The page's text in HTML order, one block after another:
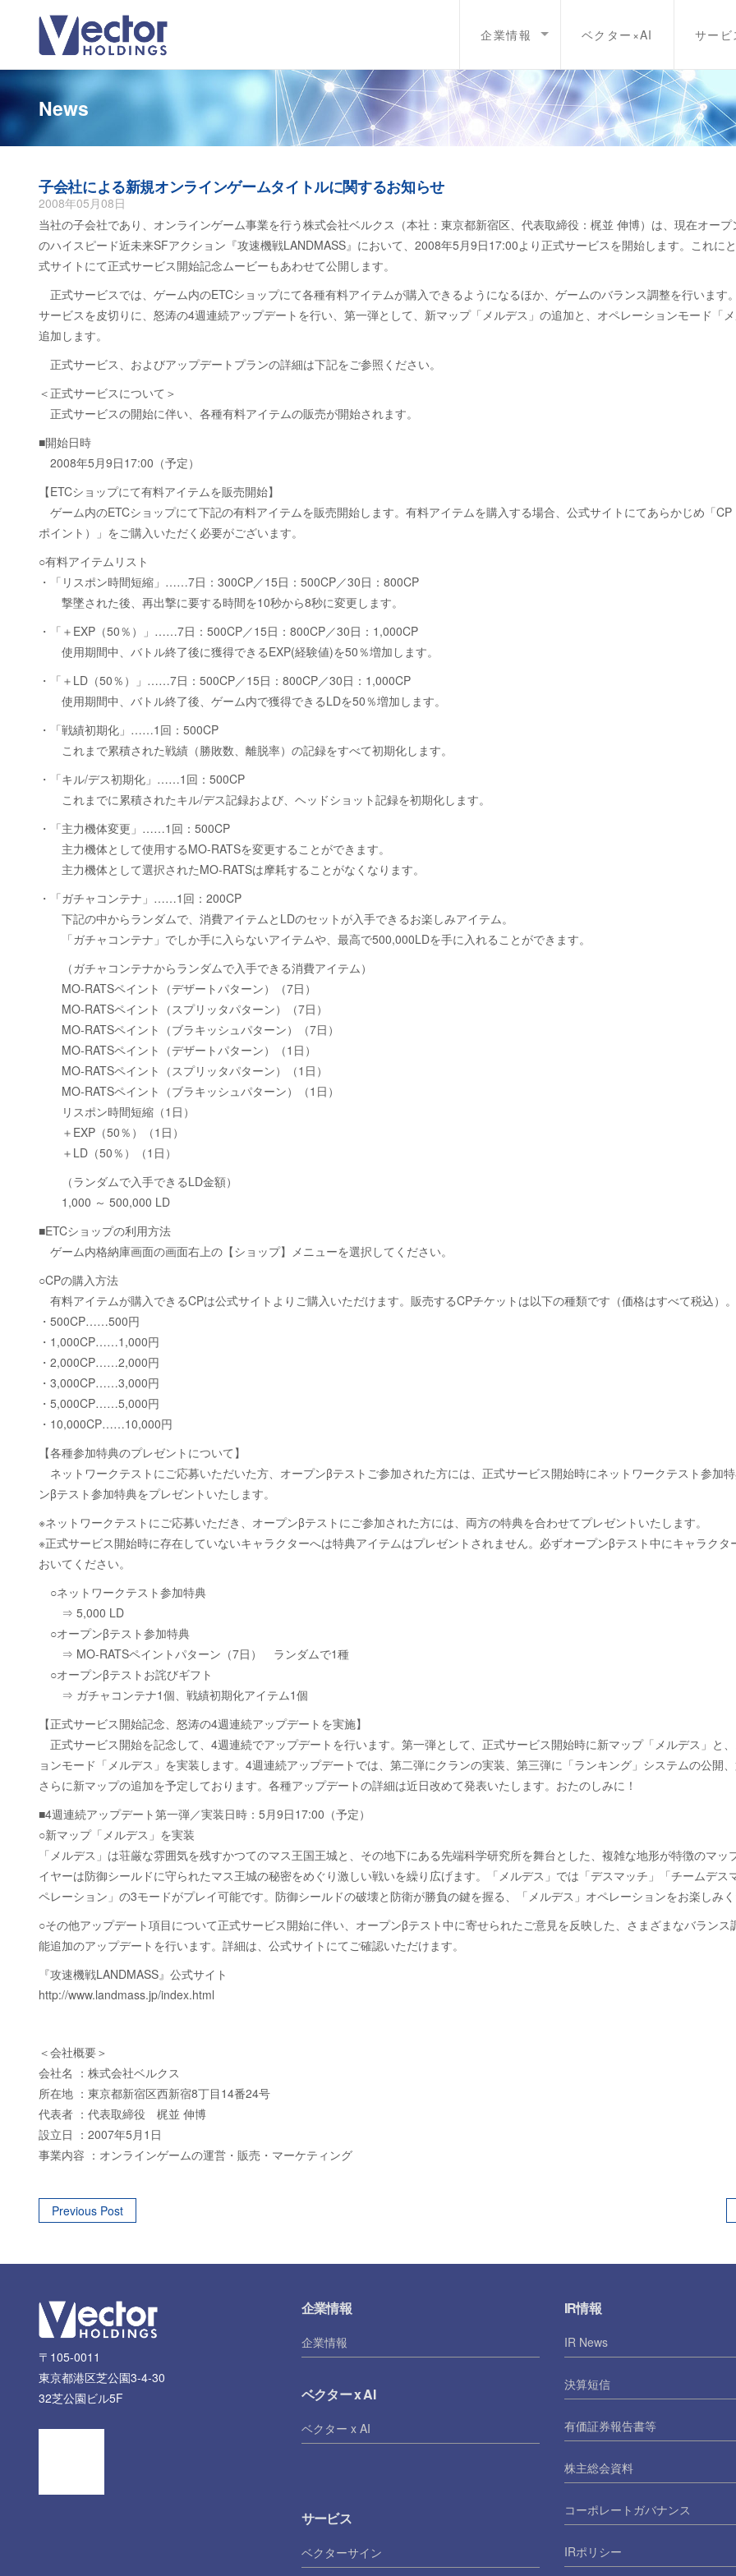
企業情報 ベクター×AI サービ
News
子会社による新規オンラインゲームタイトルに関するお知らせ
2008年05月08日
当社の子会社であり、オンラインゲーム事業を行う株式会社ベルクス（本社：東京都新宿区、代表取締役：梶並 伸博）は、現在オー
のハイスピード近未来SFアクション『攻速機戦LANDMASS』において、2008年5月9日17:00より正式サービスを開始します。これに
式サイトにて正式サービス開始記念ムービーもあわせて公開します。
正式サービスでは、ゲーム内のETCショップにて各種有料アイテムが購入できるようになるほか、ゲームのバランス調整を行います
サービスを皮切りに、怒涛の4週連続アップデートを行い、第一弾として、新マップ「メルデス」の追加と、オペレーションモード「
追加します。
正式サービス、およびアップデートプランの詳細は下記をご参照ください。
＜正式サービスについて＞
正式サービスの開始に伴い、各種有料アイテムの販売が開始されます。
■開始日時
2008年5月9日17:00（予定）
【ETCショップにて有料アイテムを販売開始】
ゲーム内のETCショップにて下記の有料アイテムを販売開始します。有料アイテムを購入する場合、公式サイトにてあらかじめ「CP
ポイント）」をご購入いただく必要がございます。
○有料アイテムリスト
・「リスポン時間短縮」……7日：300CP／15日：500CP／30日：800CP
撃墜された後、再出撃に要する時間を10秒から8秒に変更します。
・「＋EXP（50％）」……7日：500CP／15日：800CP／30日：1,000CP
使用期間中、バトル終了後に獲得できるEXP(経験値)を50％増加します。
・「＋LD（50％）」……7日：500CP／15日：800CP／30日：1,000CP
使用期間中、バトル終了後、ゲーム内で獲得できるLDを50％増加します。
・「戦績初期化」……1回：500CP
これまで累積された戦績（勝敗数、離脱率）の記録をすべて初期化します。
・「キル/デス初期化」……1回：500CP
これまでに累積されたキル/デス記録および、ヘッドショット記録を初期化します。
・「主力機体変更」……1回：500CP
主力機体として使用するMO-RATSを変更することができます。
主力機体として選択されたMO-RATSは摩耗することがなくなります。
・「ガチャコンテナ」……1回：200CP
下記の中からランダムで、消費アイテムとLDのセットが入手できるお楽しみアイテム。
「ガチャコンテナ」でしか手に入らないアイテムや、最高で500,000LDを手に入れることができます。
（ガチャコンテナからランダムで入手できる消費アイテム）
MO-RATSペイント（デザートパターン）（7日）
MO-RATSペイント（スプリッタパターン）（7日）
MO-RATSペイント（ブラキッシュパターン）（7日）
MO-RATSペイント（デザートパターン）（1日）
MO-RATSペイント（スプリッタパターン）（1日）
MO-RATSペイント（ブラキッシュパターン）（1日）
リスポン時間短縮（1日）
＋EXP（50％）（1日）
＋LD（50％）（1日）
（ランダムで入手できるLD金額）
1,000 ～ 500,000 LD
■ETCショップの利用方法
ゲーム内格納庫画面の画面右上の【ショップ】メニューを選択してください。
○CPの購入方法
有料アイテムが購入できるCPは公式サイトよりご購入いただけます。販売するCPチケットは以下の種類です（価格はすべて税込）。
・500CP……500円
・1,000CP……1,000円
・2,000CP……2,000円
・3,000CP……3,000円
・5,000CP……5,000円
・10,000CP……10,000円
【各種参加特典のプレゼントについて】
ネットワークテストにご応募いただいた方、オープンβテストご参加された方には、正式サービス開始時にネットワークテスト参加
ンβテスト参加特典をプレゼントいたします。
※ネットワークテストにご応募いただき、オープンβテストにご参加された方には、両方の特典を合わせてプレゼントいたします。
※正式サービス開始時に存在していないキャラクターへは特典アイテムはプレゼントされません。必ずオープンβテスト中にキャラクタ
おいてください。
○ネットワークテスト参加特典
⇒ 5,000 LD
○オープンβテスト参加特典
⇒ MO-RATSペイントパターン（7日） ランダムで1種
○オープンβテストお詫びギフト
⇒ ガチャコンテナ1個、戦績初期化アイテム1個
【正式サービス開始記念、怒涛の4週連続アップデートを実施】
正式サービス開始を記念して、4週連続でアップデートを行います。第一弾として、正式サービス開始時に新マップ「メルデス」と
ョンモード「メルデス」を実装します。4週連続アップデートでは、第二弾にクランの実装、第三弾に「ランキング」システムの公開
さらに新マップの追加を予定しております。各種アップデートの詳細は近日改めて発表いたします。おたのしみに！
■4週連続アップデート第一弾／実装日時：5月9日17:00（予定）
○新マップ「メルデス」を実装
「メルデス」は荘厳な雰囲気を残すかつてのマス王国王城と、その地下にある先端科学研究所を舞台とした、複雑な地形が特徴のマッ
イヤーは防御シールドに守られたマス王城の秘密をめぐり激しい戦いを繰り広げます。「メルデス」では「デスマッチ」「チームデス
ペレーション」の3モードがプレイ可能です。防御シールドの破壊と防衛が勝負の鍵を握る、「メルデス」オペレーションをお楽しみ
○その他アップデート項目について正式サービス開始に伴い、オープンβテスト中に寄せられたご意見を反映した、さまざまなバランス
能追加のアップデートを行います。詳細は、公式サイトにてご確認いただけます。
『攻速機戦LANDMASS』公式サイト
http://www.landmass.jp/index.html
＜会社概要＞
会社名 ：株式会社ベルクス
所在地 ：東京都新宿区西新宿8丁目14番24号
代表者 ：代表取締役 梶並 伸博
設立日 ：2007年5月1日
事業内容 ：オンラインゲームの運営・販売・マーケティング
Post
Previous Post
〒105-0011
東京都港区芝公園3-4-30
32芝公園ビル5F
企業情報
企業情報
ベクター x AI
ベクター x AI
サービス
ベクターサイン
IR情報
IR News
決算短信
有価証券報告書等
株主総会資料
コーポレートガバナンス
IRポリシー